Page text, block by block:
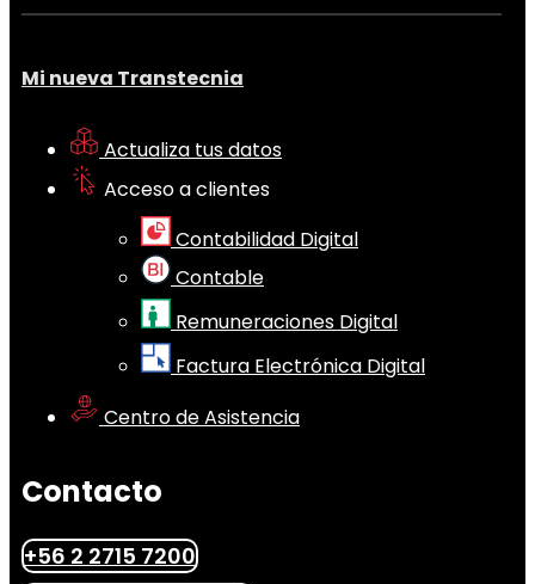
Mi nueva Transtecnia
Actualiza tus datos
Acceso a clientes
Contabilidad Digital
Contable
Remuneraciones Digital
Factura Electrónica Digital
Centro de Asistencia
Contacto
+56 2 2715 7200